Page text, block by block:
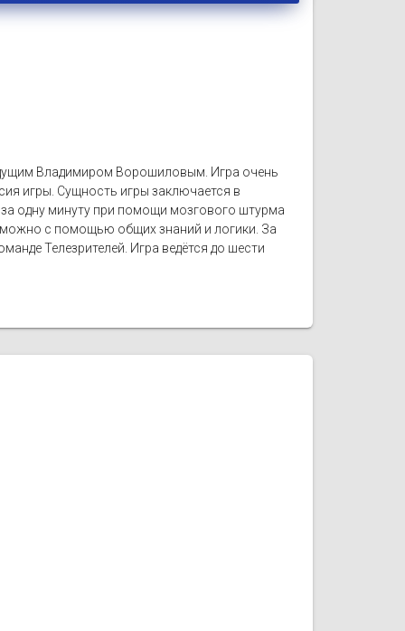
Владимиром Ворошиловым. Игра очень
игры. Сущность игры заключается в
одну минуту при помощи мозгового штурма
можно с помощью общих знаний и логики. За
Телезрителей. Игра ведётся до шести